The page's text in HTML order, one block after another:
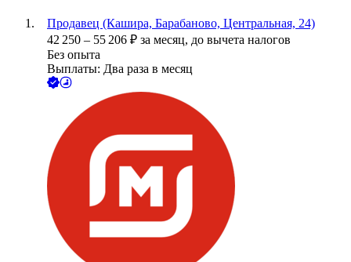
Продавец (Кашира, Барабаново, Центральная, 24)
42 250 – 55 206 ₽ за месяц, до вычета налогов
Без опыта
Выплаты: Два раза в месяц